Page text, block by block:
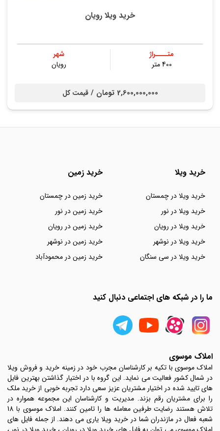
خرید ویلا رویان
متــــراژ
400 متر
شهر
رویان
2,600,000,000 تومان / قیمت کل
خرید ویلا
خرید ویلا در چمستان
خرید ویلا در نور
خرید ویلا در رویان
خرید ویلا در نوشهر
خرید ویلا در سی سنگان
خرید زمین
خرید زمین در چمستان
خرید زمین در نور
خرید زمین در رویان
خرید زمین در نوشهر
خرید زمین در محمودآباد
ما را در شبکه های اجتماعی دنبال کنید
املاک موسوی
املاک موسوی با تکیه بر کارشناسان مجرب خود در زمینه خرید و فروش ویلا
در شمال کشور فعالیت می نماید. این گروه با در اختیار گذاشتن بهترین فایل
های تایید شده در اختیار مشتریان عزیز سعی دارد تجربه خوبی از خرید ملک
را برای مشتریان رقم بزند. مدیریت و کارشناسان این مجموعه همواره در
تلاش هستند رضایت طرفین معامله ها را تامین کنند. املاک موسوی با 18
شعبه فعال در مازندران شما در خرید ویلا یاری می دهند. از جمله فایل های